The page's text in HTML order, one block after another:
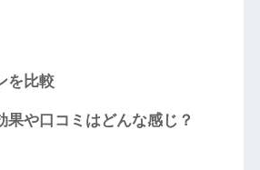
を比較
果や口コミはどんな感じ？